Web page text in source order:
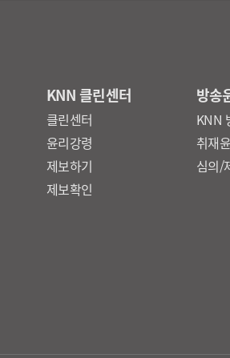
KNN 클린센터
클린센터
윤리강령
제보하기
제보확인
방송
KNN
취재
심의/